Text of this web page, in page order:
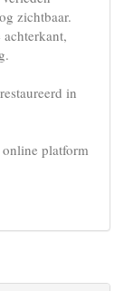
zichtbaar.
in
platform